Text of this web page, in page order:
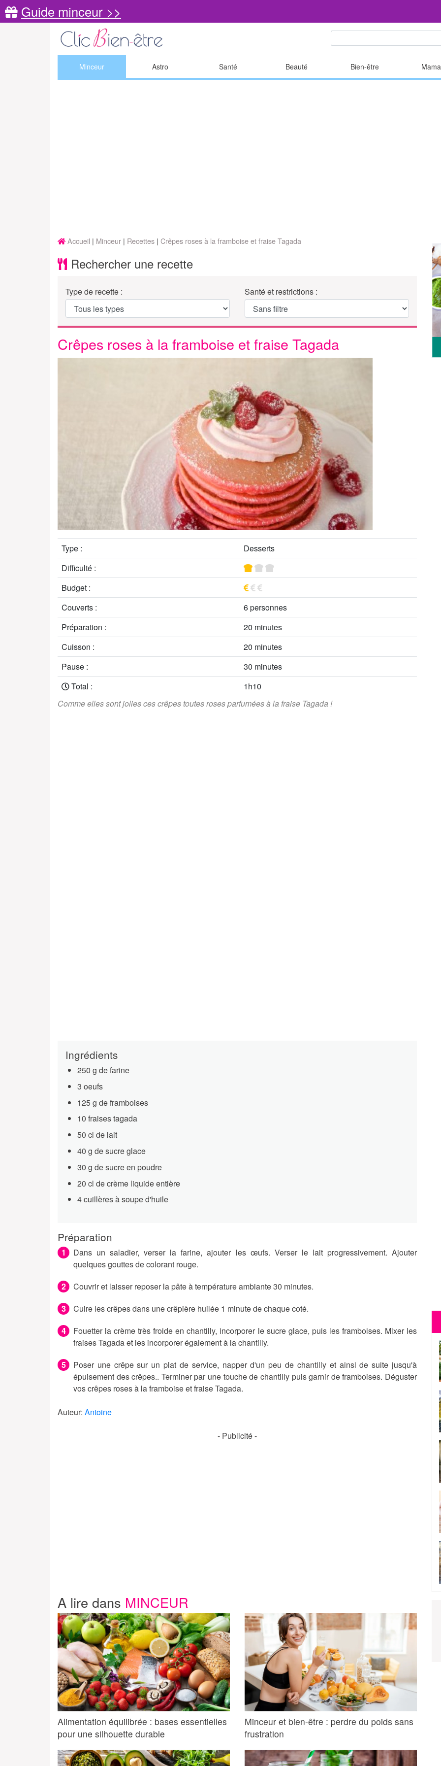
Guide minceur >>
Minceur Astro Santé Beauté Bien-être
Accueil Minceur Recettes Crêpes roses à la framboise et fraise Tagada
Rechercher une recette
Type de recette : Santé et restrictions :
Crêpes roses à la framboise et fraise Tagada
Type :
Desserts
Difficulté :
Budget :
Couverts :
6 personnes
Préparation :
20 minutes
Cuisson :
20 minutes
Pause :
30 minutes
Total :
1h10
Comme elles sont jolies ces crêpes toutes roses parfumées à la fraise Tagada !
Ingrédients
250 g de farine
3 oeufs
125 g de framboises
10 fraises tagada
50 cl de lait
40 g de sucre glace
30 g de sucre en poudre
20 cl de crème liquide entière
4 cuillères à soupe d'huile
Préparation
Dans un saladier, verser la farine, ajouter les œufs. Verser le lait progressivement. Ajouter
quelques gouttes de colorant rouge.
Couvrir et laisser reposer la pâte à température ambiante 30 minutes.
Cuire les crêpes dans une crêpière huilée 1 minute de chaque coté.
Fouetter la crème très froide en chantilly, incorporer le sucre glace, puis les framboises. Mixer les
fraises Tagada et les incorporer également à la chantilly.
Poser une crêpe sur un plat de service, napper d'un peu de chantilly et ainsi de suite jusqu'à
épuisement des crêpes.. Terminer par une touche de chantilly puis garnir de framboises. Déguster
vos crêpes roses à la framboise et fraise Tagada.
Auteur: Antoine
- Publicité -
A lire dans MINCEUR
Alimentation équilibrée : bases essentielles
pour une silhouette durable
Minceur et bien-être : perdre du poids sans
frustration